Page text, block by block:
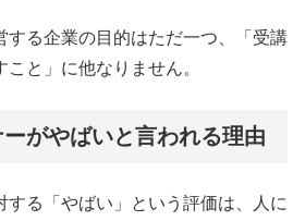
する企業の目的はただ一つ、「受講
と」に他なりません。
がやばいと言われる理由
する「やばい」という評価は、人に